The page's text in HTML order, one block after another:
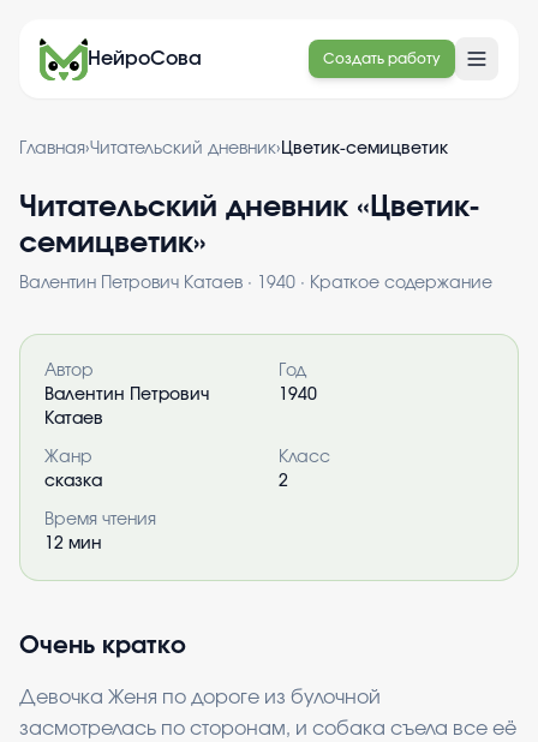
НейроСова Создать работу
Главная›Читательский дневник› Цветик-семицветик
Читательский дневник « Цветик-
семицветик»
Валентин Петрович Катаев · 1940 · Краткое содержание
Информация о книге
Автор
Валентин Петрович
Катаев
Год
1940
Жанр
сказка
Класс
2
Время чтения
12 мин
Очень кратко
Девочка Женя по дороге из булочной
засмотрелась по сторонам, и собака съела все её